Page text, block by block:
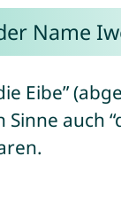
Name
Eibe”
auch